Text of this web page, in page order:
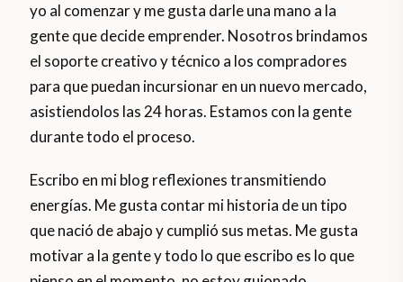
yo al comenzar y me gusta darle una mano a la
gente que decide emprender. Nosotros brindamos
el soporte creativo y técnico a los compradores
para que puedan incursionar en un nuevo mercado,
asistiendolos las 24 horas. Estamos con la gente
durante todo el proceso.
Escribo en mi blog reflexiones transmitiendo
energías. Me gusta contar mi historia de un tipo
que nació de abajo y cumplió sus metas. Me gusta
motivar a la gente y todo lo que escribo es lo que